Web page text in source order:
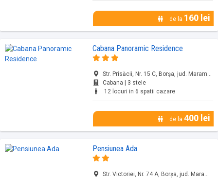
de la 160 lei
Cabana Panoramic Residence
Str. Prisăcii, Nr. 15 C, Borșa, jud. Maramureș
Cabana | 3 stele
12 locuri in 6 spatii cazare
de la 400 lei
Pensiunea Ada
Str. Victoriei, Nr. 74 A, Borșa, jud. Maramureș